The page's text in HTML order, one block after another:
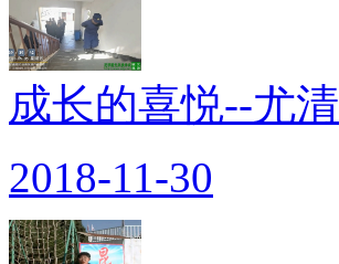
成长的喜悦--尤清
2018-11-30